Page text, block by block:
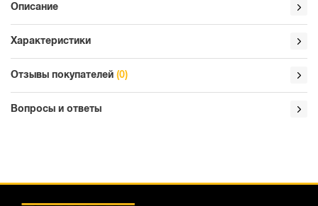
Описание
Характеристики
Отзывы покупателей (0)
Вопросы и ответы